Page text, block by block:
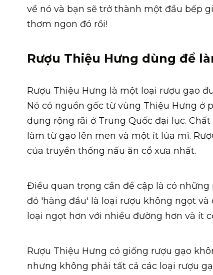
về nó và bạn sẽ trở thành một đầu bếp
thơm ngon đó rồi!
Rượu Thiệu Hưng dùng để
Rượu Thiệu Hưng là một loại rượu gạo
Nó có nguồn gốc từ vùng Thiệu Hưng ở
dụng rộng rãi ở Trung Quốc đại lục.
làm từ gạo lên men và một ít lúa mì.
của truyền thống nấu ăn cổ xưa nhất.
Điều quan trọng cần đề cập là có
đỏ 'hàng đầu' là loại rượu không ngọt và
loại ngọt hơn với nhiều đường hơn và ít
Rượu Thiệu Hưng có giống rượu gạo
nhưng không phải tất cả các loại rượu